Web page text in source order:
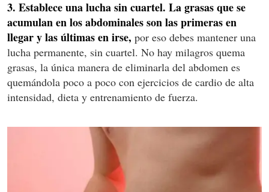
3. Establece una lucha sin cuartel. La grasas que se
acumulan en los abdominales son las primeras en
llegar y las últimas en irse, por eso debes mantener una
lucha permanente, sin cuartel. No hay milagros quema
grasas, la única manera de eliminarla del abdomen es
quemándola poco a poco con ejercicios de cardio de alta
intensidad, dieta y entrenamiento de fuerza.